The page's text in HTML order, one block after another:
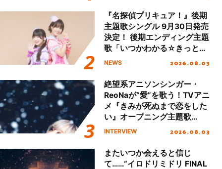
ート!!
『名探偵プリキュア！』後期
主題歌シングル 9月30日発売
決定！ 後期エンディング主題
歌「いつかわかる☆きっとあ
える」TVサイズ先行配信開
NEWS 2026.08.03
絶望系アニソンシンガー・
ReoNaが“愛”を歌う！TVアニ
メ『きみが死ぬまで恋をした
い』オープニング主題歌
「Amore」インタビュー
INTERVIEW 2026.08.03
またいつか会えると信じ
て……“イロドリミドリ FINAL